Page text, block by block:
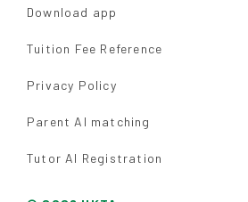
Download app
Tuition Fee Reference
Privacy Policy
Parent AI matching
Tutor AI Registration